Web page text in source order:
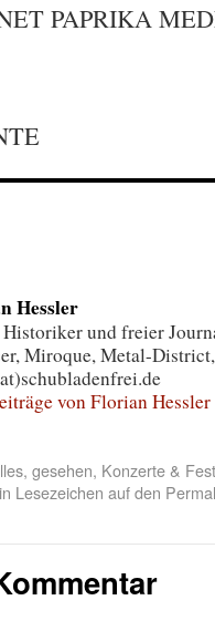
PAPRIKA
Hessler
und freier
Miroque, Metal-
von Florian Hessler
, gesehen, Konzerte &
Lesezeichen auf den